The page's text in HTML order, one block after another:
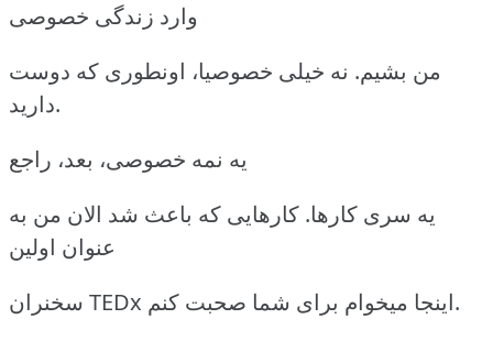
وارد زندگی خصوصی
من بشیم. نه خیلی خصوصیا، اونطوری که دوست
دارید.
یه نمه خصوصی، بعد، راجع
یه سری کارها. کارهایی که باعث شد الان من به
عنوان اولین
سخنران TEDx اینجا میخوام برای شما صحبت کنم.